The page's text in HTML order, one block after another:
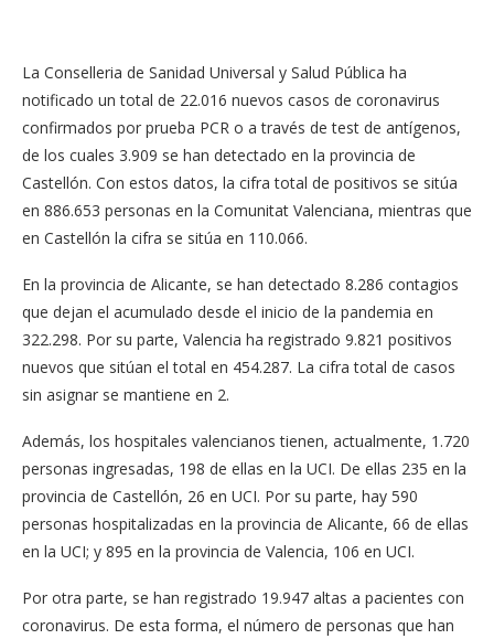
La Conselleria de Sanidad Universal y Salud Pública ha
notificado un total de 22.016 nuevos casos de coronavirus
confirmados por prueba PCR o a través de test de antígenos,
de los cuales 3.909 se han detectado en la provincia de
Castellón. Con estos datos, la cifra total de positivos se sitúa
en 886.653 personas en la Comunitat Valenciana, mientras que
en Castellón la cifra se sitúa en 110.066.
En la provincia de Alicante, se han detectado 8.286 contagios
que dejan el acumulado desde el inicio de la pandemia en
322.298. Por su parte, Valencia ha registrado 9.821 positivos
nuevos que sitúan el total en 454.287. La cifra total de casos
sin asignar se mantiene en 2.
Además, los hospitales valencianos tienen, actualmente, 1.720
personas ingresadas, 198 de ellas en la UCI. De ellas 235 en la
provincia de Castellón, 26 en UCI. Por su parte, hay 590
personas hospitalizadas en la provincia de Alicante, 66 de ellas
en la UCI; y 895 en la provincia de Valencia, 106 en UCI.
Por otra parte, se han registrado 19.947 altas a pacientes con
coronavirus. De esta forma, el número de personas que han